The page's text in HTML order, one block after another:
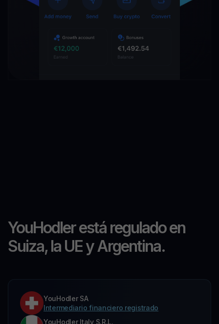
YouHodler está regulado en
Suiza, la UE y Argentina.
YouHodler SA
Intermediario financiero registrado
YouHodler Italy S.R.L.